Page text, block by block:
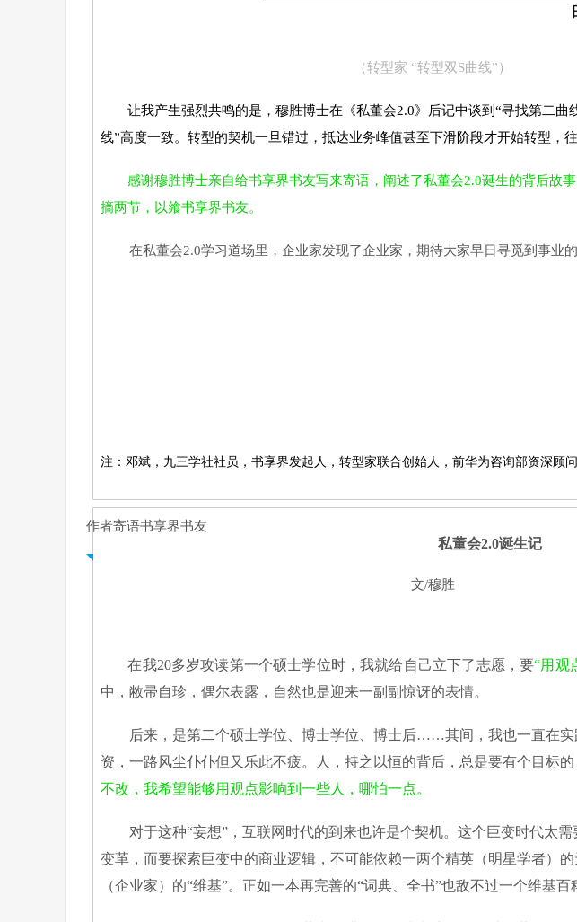
（转型家 “转型双S曲线”）
让我产生强烈共鸣的是，穆胜博士在《私董会2.0》后记中谈到“寻找第二曲
线”高度一致。转型的契机一旦错过，抵达业务峰值甚至下滑阶段才开始转型，往
感谢穆胜博士亲自给书享界书友写来寄语，阐述了私董会2.0诞生的背后故
摘两节，以飨书享界书友。
在私董会2.0学习道场里，企业家发现了企业家，期待大家早日寻觅到事业的
注：邓斌，九三学社社员，书享界发起人，转型家联合创始人，前华为咨询部资深顾问
作者寄语书享界书友
私董会2.0诞生记
文/穆胜
在我20多岁攻读第一个硕士学位时，我就给自己立下了志愿，要“用观
中，敝帚自珍，偶尔表露，自然也是迎来一副副惊讶的表情。
后来，是第二个硕士学位、博士学位、博士后……其间，我也一直在实
资，一路风尘仆仆但又乐此不疲。人，持之以恒的背后，总是要有个目标的
不改，我希望能够用观点影响到一些人，哪怕一点。
对于这种“妄想”，互联网时代的到来也许是个契机。这个巨变时代太需
变革，而要探索巨变中的商业逻辑，不可能依赖一两个精英（明星学者）
（企业家）的“维基”。正如一本再完善的“词典、全书”也敌不过一个维基百